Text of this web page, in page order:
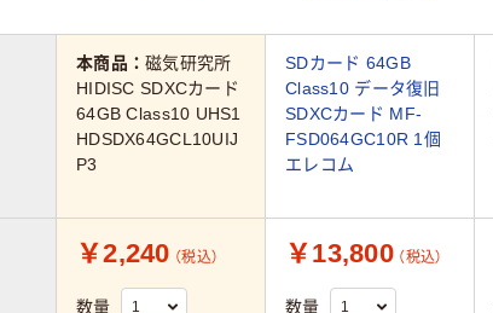
本商品：磁気研究所
HIDISC SDXCカード
64GB Class10 UHS1
HDSDX64GCL10UIJ
P3
SDカード 64GB
Class10 データ復旧
SDXCカード MF-
FSD064GC10R 1個
エレコム
￥2,240 （税込）
数量
￥13,800 （税込）
数量